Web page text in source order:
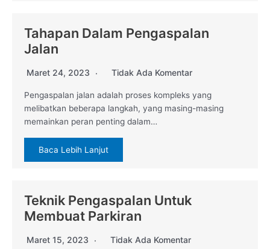
Tahapan Dalam Pengaspalan
Jalan
Maret 24, 2023 Tidak Ada Komentar
Pengaspalan jalan adalah proses kompleks yang
melibatkan beberapa langkah, yang masing-masing
memainkan peran penting dalam…
Baca Lebih Lanjut
Teknik Pengaspalan Untuk
Membuat Parkiran
Maret 15, 2023 Tidak Ada Komentar